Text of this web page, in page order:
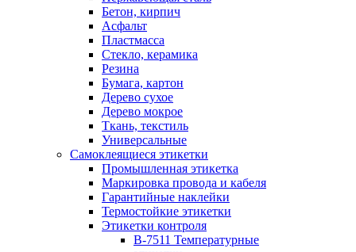
Бетон, кирпич
Асфальт
Пластмасса
Стекло, керамика
Резина
Бумага, картон
Дерево сухое
Дерево мокрое
Ткань, текстиль
Универсальные
Самоклеящиеся этикетки
Промышленная этикетка
Маркировка провода и кабеля
Гарантийные наклейки
Термостойкие этикетки
Этикетки контроля
B-7511 Температурные